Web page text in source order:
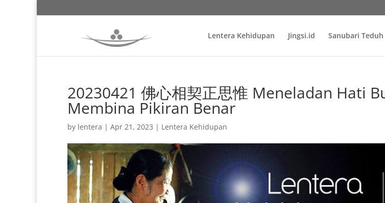
Lentera Kehidupan Jingsi.id Sanubari Teduh
20230421 佛心相契正思惟 Meneladan Hati
Membina Pikiran Benar
by lentera | Apr 21, 2023 | Lentera Kehidupan